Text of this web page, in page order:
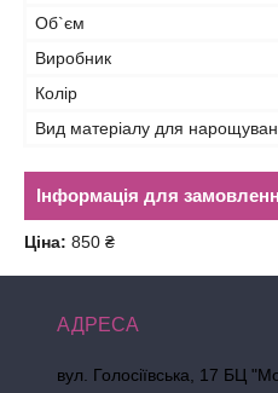
Об`єм
Виробник
Колір
Вид матеріалу для
Інформація для
Ціна: 850 ₴
вул. Голосіївська, 17 БЦ